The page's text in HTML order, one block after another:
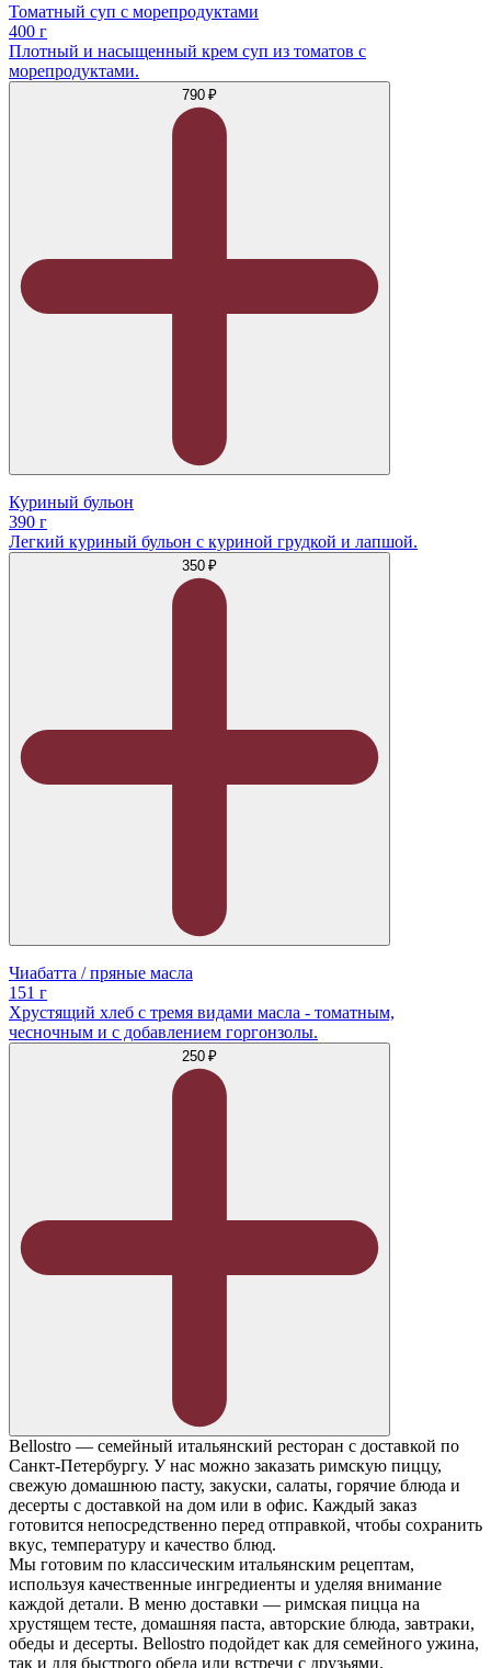
Томатный суп с морепродуктами
400 г
Плотный и насыщенный крем суп из томатов с
морепродуктами.
790 ₽
Куриный бульон
390 г
Легкий куриный бульон с куриной грудкой и лапшой.
350 ₽
Чиабатта / пряные масла
151 г
Хрустящий хлеб с тремя видами масла - томатным,
чесночным и с добавлением горгонзолы.
250 ₽
Bellostro — семейный итальянский ресторан с доставкой по
Санкт-Петербургу. У нас можно заказать римскую пиццу,
свежую домашнюю пасту, закуски, салаты, горячие блюда и
десерты с доставкой на дом или в офис. Каждый заказ
готовится непосредственно перед отправкой, чтобы сохранить
вкус, температуру и качество блюд.
Мы готовим по классическим итальянским рецептам,
используя качественные ингредиенты и уделяя внимание
каждой детали. В меню доставки — римская пицца на
хрустящем тесте, домашняя паста, авторские блюда, завтраки,
обеды и десерты. Bellostro подойдет как для семейного ужина,
так и для быстрого обеда или встречи с друзьями.